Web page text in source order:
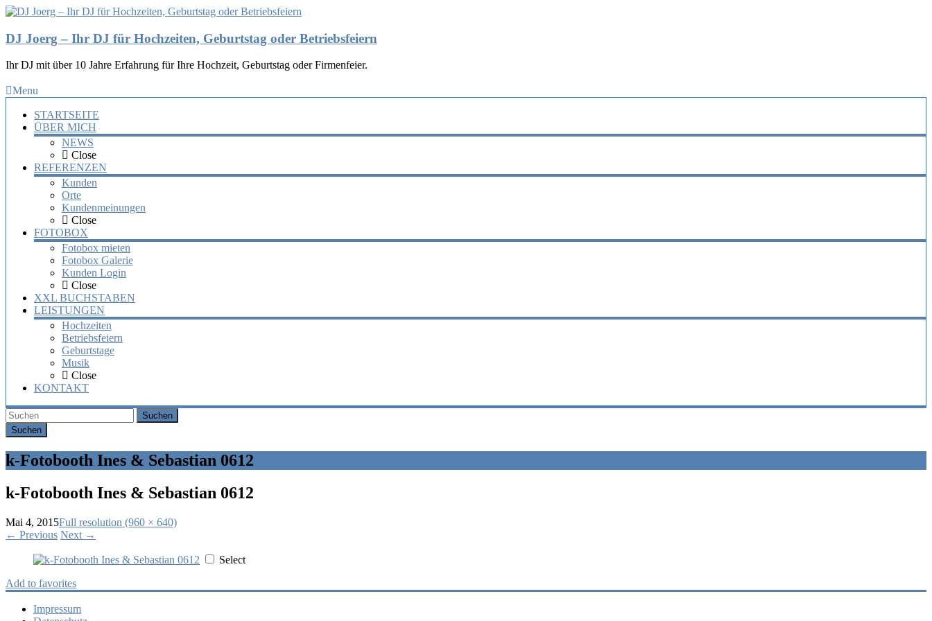
DJ Joerg – Ihr DJ für Hochzeiten, Geburtstag oder Betriebsfeiern
Ihr DJ mit über 10 Jahre Erfahrung für Ihre Hochzeit, Geburtstag oder Firmenfeier.
Menu
STARTSEITE
ÜBER MICH
NEWS
Close
REFERENZEN
Kunden
Orte
Kundenmeinungen
Close
FOTOBOX
Fotobox mieten
Fotobox Galerie
Kunden Login
Close
XXL BUCHSTABEN
LEISTUNGEN
Hochzeiten
Betriebsfeiern
Geburtstage
Musik
Close
KONTAKT
Suchen
k-Fotobooth Ines & Sebastian 0612
k-Fotobooth Ines & Sebastian 0612
Mai 4, 2015Full resolution (960 × 640)
← Previous Next →
Select
Add to favorites
Impressum